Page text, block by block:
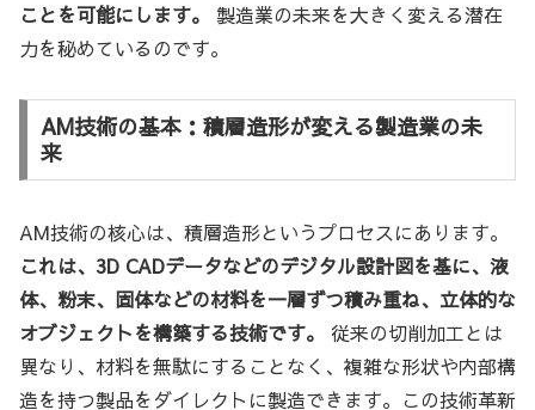
ことを可能にします。
製造業の未来を大きく変える潜在
力を秘めているのです。
AM技術の基本：積層造形が変える製造業の未
来
AM技術の核心は、積層造形というプロセスにあります。
これは、3D CADデータなどのデジタル設計図を基に、液
体、粉末、固体などの材料を一層ずつ積み重ね、立体的な
オブジェクトを構築する技術です。
従来の切削加工とは
異なり、材料を無駄にすることなく、複雑な形状や内部構
造を持つ製品をダイレクトに製造できます。この技術革新